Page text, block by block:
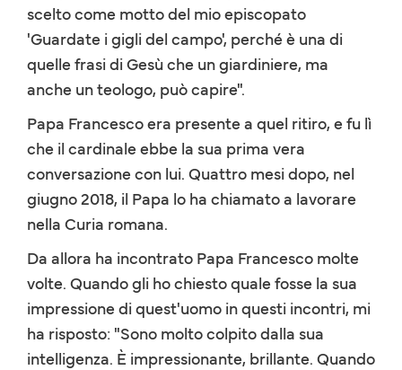
scelto come motto del mio episcopato
'Guardate i gigli del campo', perché è una di
quelle frasi di Gesù che un giardiniere, ma
anche un teologo, può capire".
Papa Francesco era presente a quel ritiro, e fu lì
che il cardinale ebbe la sua prima vera
conversazione con lui. Quattro mesi dopo, nel
giugno 2018, il Papa lo ha chiamato a lavorare
nella Curia romana.
Da allora ha incontrato Papa Francesco molte
volte. Quando gli ho chiesto quale fosse la sua
impressione di quest'uomo in questi incontri, mi
ha risposto: "Sono molto colpito dalla sua
intelligenza. È impressionante, brillante. Quando